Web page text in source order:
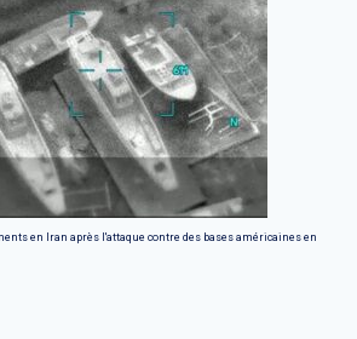
en Iran après l'attaque contre des bases américaines en